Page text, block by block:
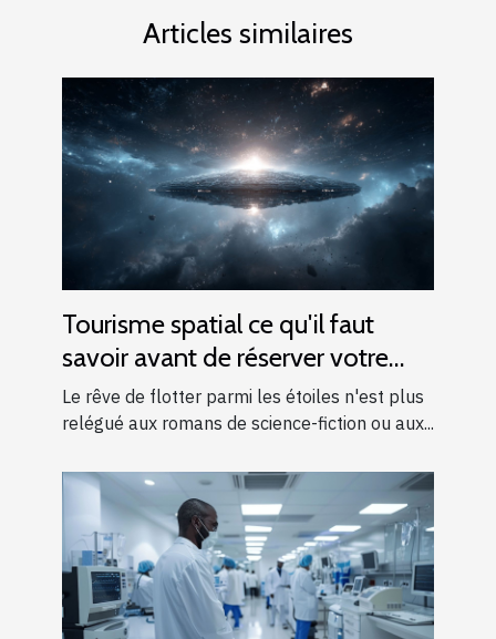
Articles similaires
Tourisme spatial ce qu'il faut
savoir avant de réserver votre
voyage
Le rêve de flotter parmi les étoiles n'est plus
relégué aux romans de science-fiction ou aux...